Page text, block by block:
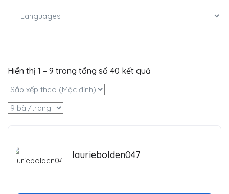
Hiển thị 1 – 9 trong tổng số 40 kết quả
lauriebolden047